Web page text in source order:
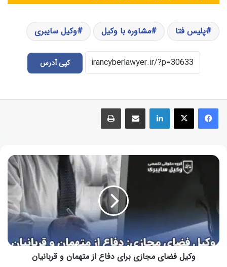
پلیس فتا مشاوره با وکیل وکیل سایبری
کپی آدرس
وکیل فضای مجازی برای دفاع از متهمان و قربانیان